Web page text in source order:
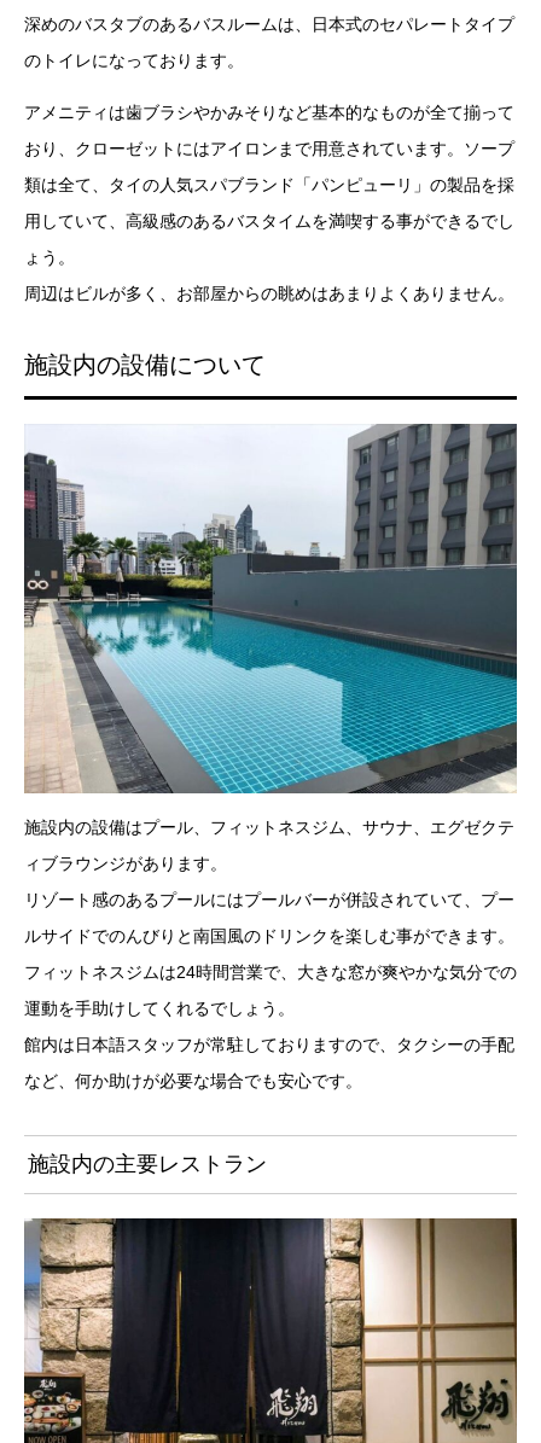
深めのバスタブのあるバスルームは、日本式のセパレートタイプ
のトイレになっております。
アメニティは歯ブラシやかみそりなど基本的なものが全て揃って
おり、クローゼットにはアイロンまで用意されています。ソープ
類は全て、タイの人気スパブランド「パンピューリ」の製品を採
用していて、高級感のあるバスタイムを満喫する事ができるでし
ょう。
周辺はビルが多く、お部屋からの眺めはあまりよくありません。
施設内の設備について
施設内の設備はプール、フィットネスジム、サウナ、エグゼクテ
ィブラウンジがあります。
リゾート感のあるプールにはプールバーが併設されていて、プー
ルサイドでのんびりと南国風のドリンクを楽しむ事ができます。
フィットネスジムは24時間営業で、大きな窓が爽やかな気分での
運動を手助けしてくれるでしょう。
館内は日本語スタッフが常駐しておりますので、タクシーの手配
など、何か助けが必要な場合でも安心です。
施設内の主要レストラン